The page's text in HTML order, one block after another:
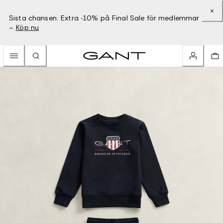
Sista chansen: Extra -10% på Final Sale för medlemmar
– Köp nu